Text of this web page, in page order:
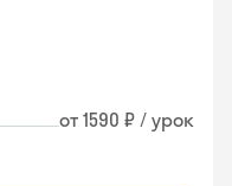
от 1590 ₽ / урок